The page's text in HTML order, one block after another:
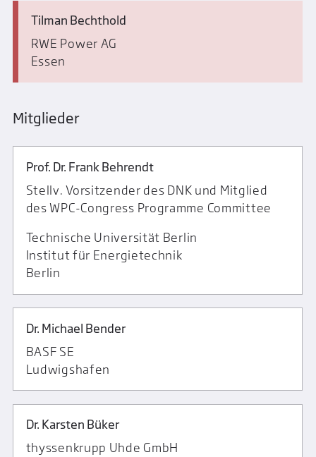
Tilman Bechthold
RWE Power AG
Essen
Mitglieder
Prof. Dr. Frank Behrendt
Stellv. Vorsitzender des DNK und Mitglied
des WPC-Congress Programme Committee
Technische Universität Berlin
Institut für Energietechnik
Berlin
Dr. Michael Bender
BASF SE
Ludwigshafen
Dr. Karsten Büker
thyssenkrupp Uhde GmbH